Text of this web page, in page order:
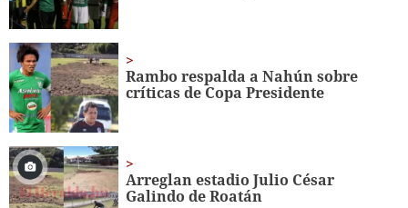
Rambo respalda a Nahún sobre
críticas de Copa Presidente
Arreglan estadio Julio César
Galindo de Roatán